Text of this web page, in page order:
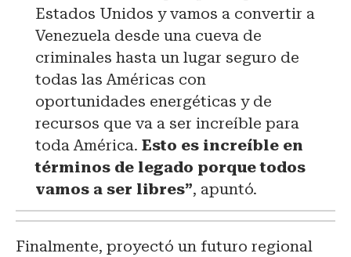
Estados Unidos y vamos a convertir a
Venezuela desde una cueva de
criminales hasta un lugar seguro de
todas las Américas con
oportunidades energéticas y de
recursos que va a ser increíble para
toda América. Esto es increíble en
términos de legado porque todos
vamos a ser libres”, apuntó.
Finalmente, proyectó un futuro regional